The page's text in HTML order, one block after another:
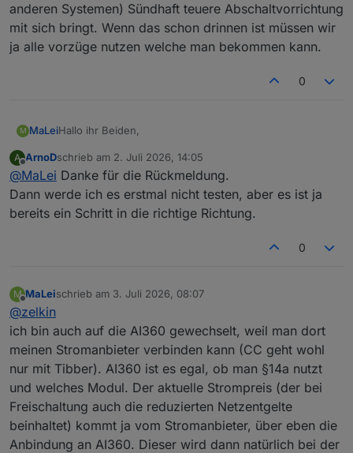
anderen Systemen) Sündhaft teuere Abschaltvorrichtung
mit sich bringt. Wenn das schon drinnen ist müssen wir
ja alle vorzüge nutzen welche man bekommen kann.
0
M MaLeiHallo ihr Beiden,
ich nutze die AI360, wenn ihr das meint, jetzt seit zwei,
drei Monaten. Funktioniert in der Praxis gut bis sehr gut.
Es wird aber offenbar ein anderer Ansatz als bei
ChargeControl verfolgt. Es steht scheinbar die
Netzdienlichkeit weit oben. Z. Z. wird die Batterieladung
Mittag/Nachmittag geladen (scheinbar in Abhängigkeit
gleichmäßiges Laden mit möglichst geringer Leistung
Wie bei allen prognosebasierten Modellen liegt die
AI360 aber auch mal daneben. D. h. es gab auch schon
Tage, wo die prognostizierte Rest-PV-Erzeugung nicht
passte und der Speicher dann nicht mehr voll wurde.
Auch das Zusammenspiel mit meiner Wärmepumpe
(über SG Ready) scheint zu funktionieren. Zumindest
gibt es immer mal wieder Zeiten, in denen die
Wärmepumpe gesperrt wird, um Preisspitzen zu
überbrücken. Was leider bisher noch nicht geklappt hat,
A
Offline
ArnoDschrieb am 2. Juli 2026, 14:05
zuletzt editiert von
@MaLei Danke für die Rückmeldung.
Dann werde ich es erstmal nicht testen, aber es ist ja
bereits ein Schritt in die richtige Richtung.
0
M
Offline
MaLeischrieb am 3. Juli 2026, 08:07
zuletzt editiert von
@zelkin
ich bin auch auf die AI360 gewechselt, weil man dort
meinen Stromanbieter verbinden kann (CC geht wohl
nur mit Tibber). AI360 ist es egal, ob man §14a nutzt
und welches Modul. Der aktuelle Strompreis (der bei
Freischaltung auch die reduzierten Netzentgelte
beinhaltet) kommt ja vom Stromanbieter, über eben die
Anbindung an AI360. Dieser wird dann natürlich bei der